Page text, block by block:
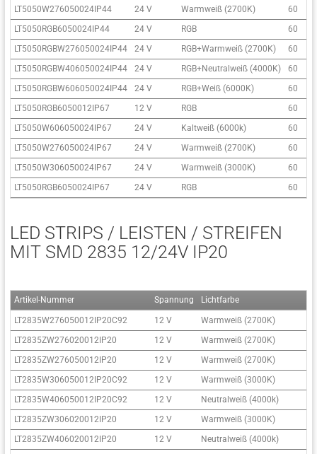
LT5050W276050024IP44 24 V Warmweiß (2700K)
60
LT5050RGB6050024IP44
24 V RGB
60
LT5050RGBW276050024IP44
24 V RGB+Warmweiß (2700K)
60
LT5050RGBW406050024IP44
24 V RGB+Neutralweiß (4000K)
60
LT5050RGBW606050024IP44
24 V RGB+Weiß (6000K)
60
LT5050RGB6050012IP67
12 V RGB
60
LT5050W606050024IP67
24 V Kaltweiß (6000k)
60
LT5050W276050024IP67
24 V Warmweiß (2700K)
60
LT5050W306050024IP67
24 V Warmweiß (3000K)
60
LT5050RGB6050024IP67
24 V RGB 60
LED STRIPS / LEISTEN / STREIFEN
MIT SMD 2835 12/24V IP20
Artikel-Nummer Spannung Lichtfarbe
LT2835W276050012IP20C92 12 V
Warmweiß (2700K)
LT2835ZW276020012IP20
12 V
Warmweiß (2700K)
LT2835ZW276050012IP20
12 V
Warmweiß (2700K)
LT2835W306050012IP20C92
12 V
Warmweiß (3000K)
LT2835W406050012IP20C92
12 V
Neutralweiß (4000k)
LT2835ZW306020012IP20
12 V
Warmweiß (3000K)
LT2835ZW406020012IP20
12 V
Neutralweiß (4000k)